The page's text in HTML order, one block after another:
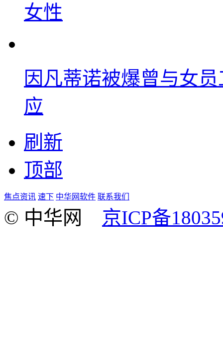
女性
因凡蒂诺被爆曾与女
应
刷新
顶部
焦点资讯 速下 中华网软件 联系我们
© 中华网 京ICP备